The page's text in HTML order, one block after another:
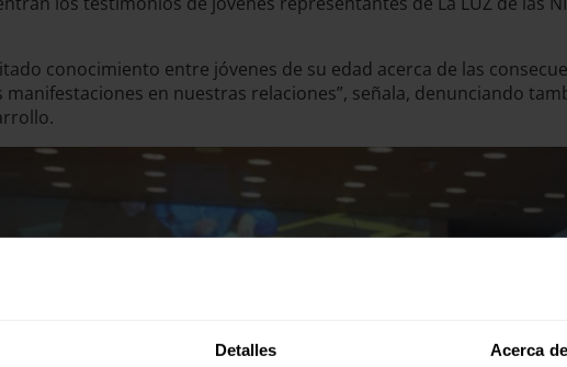
Detalles Acerca
conocimiento entre jóvenes de su edad acerca de las
en nuestras relaciones”, señala, denunciando